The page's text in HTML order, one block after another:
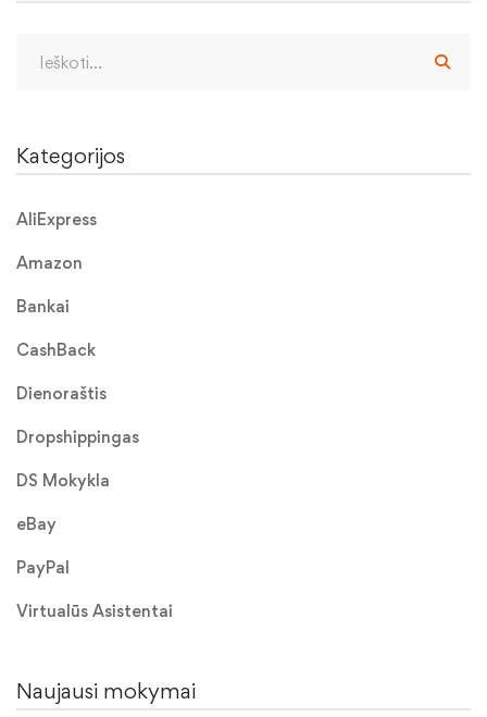
Kategorijos
AliExpress
Amazon
Bankai
CashBack
Dienoraštis
Dropshippingas
DS Mokykla
eBay
PayPal
Virtualūs Asistentai
Naujausi mokymai